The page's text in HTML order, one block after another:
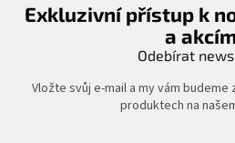
Exkluzivní přístup k
a
Odebírat
Vložte svůj e-mail a my vám
produktech na